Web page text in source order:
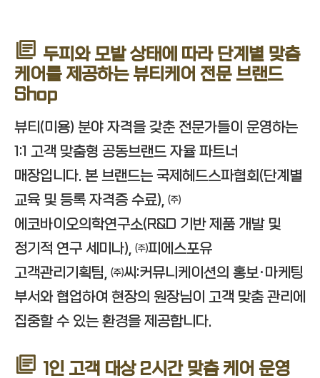
두피와 모발 상태에 따라 단계별 맞춤
케어를 제공하는 뷰티케어 전문 브랜드
Shop
뷰티(미용) 분야 자격을 갖춘 전문가들이 운영하는
1:1 고객 맞춤형 공동브랜드 자율 파트너
매장입니다. 본 브랜드는 국제헤드스파협회(단계별
교육 및 등록 자격증 수료), ㈜
에코바이오의학연구소(R&D 기반 제품 개발 및
정기적 연구 세미나), ㈜피에스포유
고객관리기획팀, ㈜씨:커뮤니케이션의 홍보·마케팅
부서와 협업하여 현장의 원장님이 고객 맞춤 관리에
집중할 수 있는 환경을 제공합니다.
1인 고객 대상 2시간 맞춤 케어 운영